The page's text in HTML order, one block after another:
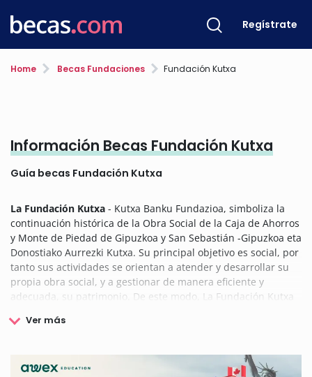
Regístrate
Home Becas Fundaciones Fundación Kutxa
Información Becas Fundación Kutxa
Guía becas Fundación Kutxa
La Fundación Kutxa - Kutxa Banku Fundazioa, simboliza la
continuación histórica de la Obra Social de la Caja de Ahorros
y Monte de Piedad de Gipuzkoa y San Sebastián -Gipuzkoa eta
Donostiako Aurrezki Kutxa. Su principal objetivo es social, por
tanto sus actividades se orientan a atender y desarrollar su
propia obra social, y a gestionar de manera eficiente y
adecuada, su patrimonio. De este modo, La Fundación Kutxa
los proyectos y actividades propias o en colaboración, que
ambiental y asistencial de la sociedad, y a conseguir otros
objetivos dentro de su ámbito geográfico de actuación